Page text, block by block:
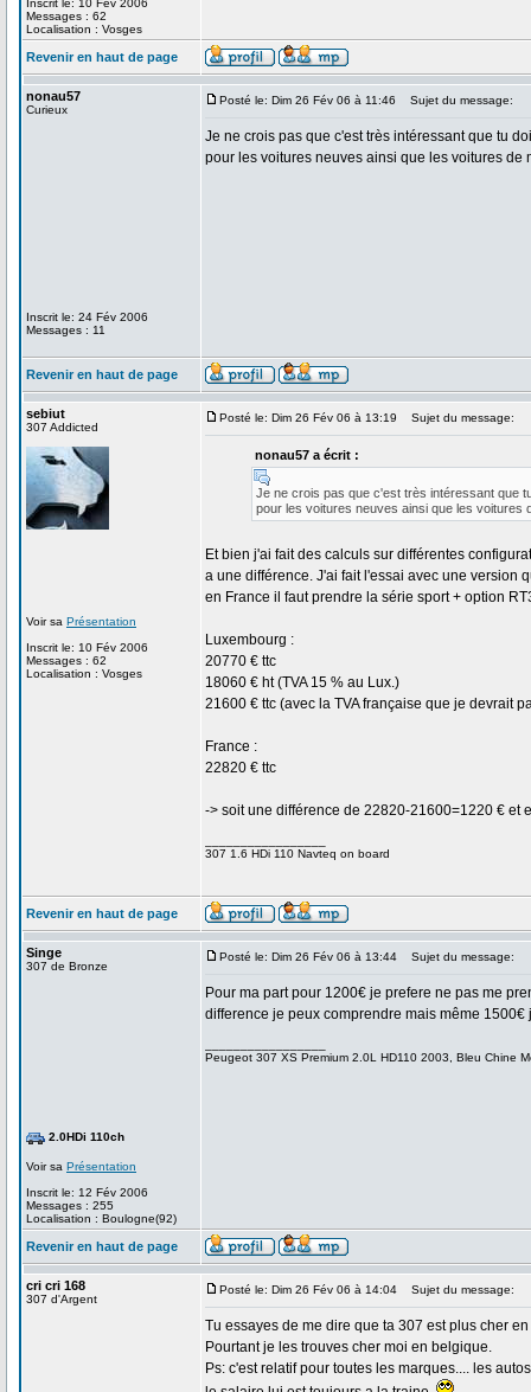
Inscrit le: 10 Fév 2006
Messages : 62
Localisation : Vosges
Revenir en haut de page
nonau57
Curieux
Inscrit le: 24 Fév 2006
Messages : 11
Posté le: Dim 26 Fév 06 à 11:46 Sujet du message:
Je ne crois pas que c'est très intéressant que tu
pour les voitures neuves ainsi que les voitures de
Revenir en haut de page
sebiut
307 Addicted
Voir sa Présentation
Inscrit le: 10 Fév 2006
Messages : 62
Localisation : Vosges
Posté le: Dim 26 Fév 06 à 13:19 Sujet du message:
nonau57 a écrit :
Je ne crois pas que c'est très intéressant que
pour les voitures neuves ainsi que les voitures
Et bien j'ai fait des calculs sur différentes
a une différence. J'ai fait l'essai avec une version
en France il faut prendre la série sport + option
Luxembourg :
20770 € ttc
18060 € ht (TVA 15 % au Lux.)
21600 € ttc (avec la TVA française que je devrait
France :
22820 € ttc
-> soit une différence de 22820-21600=1220 € et
307 1.6 HDi 110 Navteq on board
Revenir en haut de page
Singe
307 de Bronze
2.0HDi 110ch
Voir sa Présentation
Inscrit le: 12 Fév 2006
Messages : 255
Localisation : Boulogne(92)
Posté le: Dim 26 Fév 06 à 13:44 Sujet du message:
Pour ma part pour 1200€ je prefere ne pas me
difference je peux comprendre mais même
Peugeot 307 XS Premium 2.0L HD110 2003, Bleu Chine
Revenir en haut de page
cri cri 168
307 d'Argent
Posté le: Dim 26 Fév 06 à 14:04 Sujet du message:
Tu essayes de me dire que ta 307 est plus cher
Pourtant je les trouves cher moi en belgique.
Ps: c'est relatif pour toutes les marques.... les